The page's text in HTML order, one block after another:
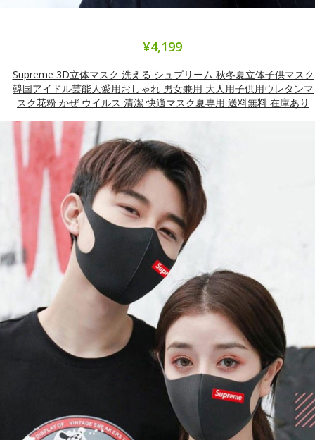
¥4,199
Supreme 3D立体マスク 洗える シュプリーム 秋冬夏立体子供マスク
韓国アイドル芸能人愛用おしゃれ 男女兼用 大人用子供用ウレタンマ
スク花粉 かぜ ウイルス 清潔 快適マスク夏専用 送料無料 在庫あり